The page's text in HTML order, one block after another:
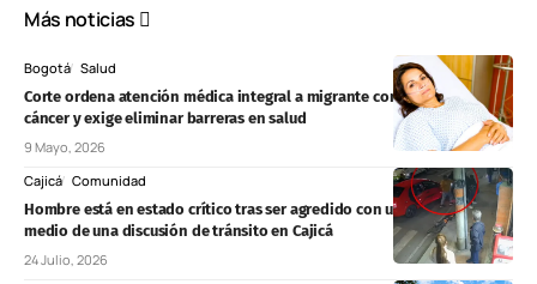
Más noticias
Bogotá Salud
Corte ordena atención médica integral a migrante con sospecha de
cáncer y exige eliminar barreras en salud
9 Mayo, 2026
Cajicá Comunidad
Hombre está en estado crítico tras ser agredido con una varilla en
medio de una discusión de tránsito en Cajicá
24 Julio, 2026